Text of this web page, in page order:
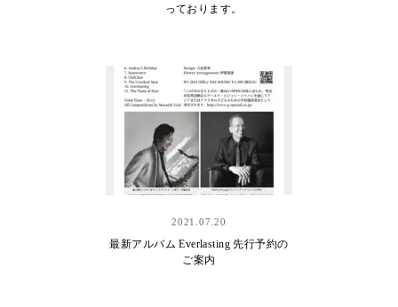
っております。
2021.07.20
最新アルバム Everlasting 先行予約の
ご案内